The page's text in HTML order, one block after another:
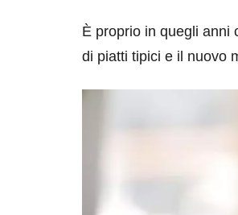
È proprio in quegli anni
di piatti tipici e il nuovo